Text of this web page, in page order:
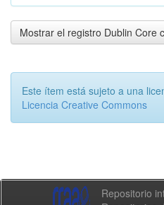
Mostrar el registro Dublin Core
Este ítem está sujeto a una
Licencia Creative Commons
Repositorio